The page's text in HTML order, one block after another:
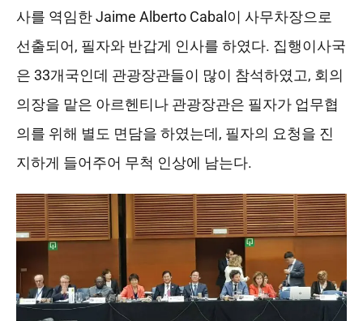
사를 역임한 Jaime Alberto Cabal이 사무차장으로
선출되어, 필자와 반갑게 인사를 하였다. 집행이사국
은 33개국인데 관광장관들이 많이 참석하였고, 회의
의장을 맡은 아르헨티나 관광장관은 필자가 업무협
의를 위해 별도 면담을 하였는데, 필자의 요청을 진
지하게 들어주어 무척 인상에 남는다.